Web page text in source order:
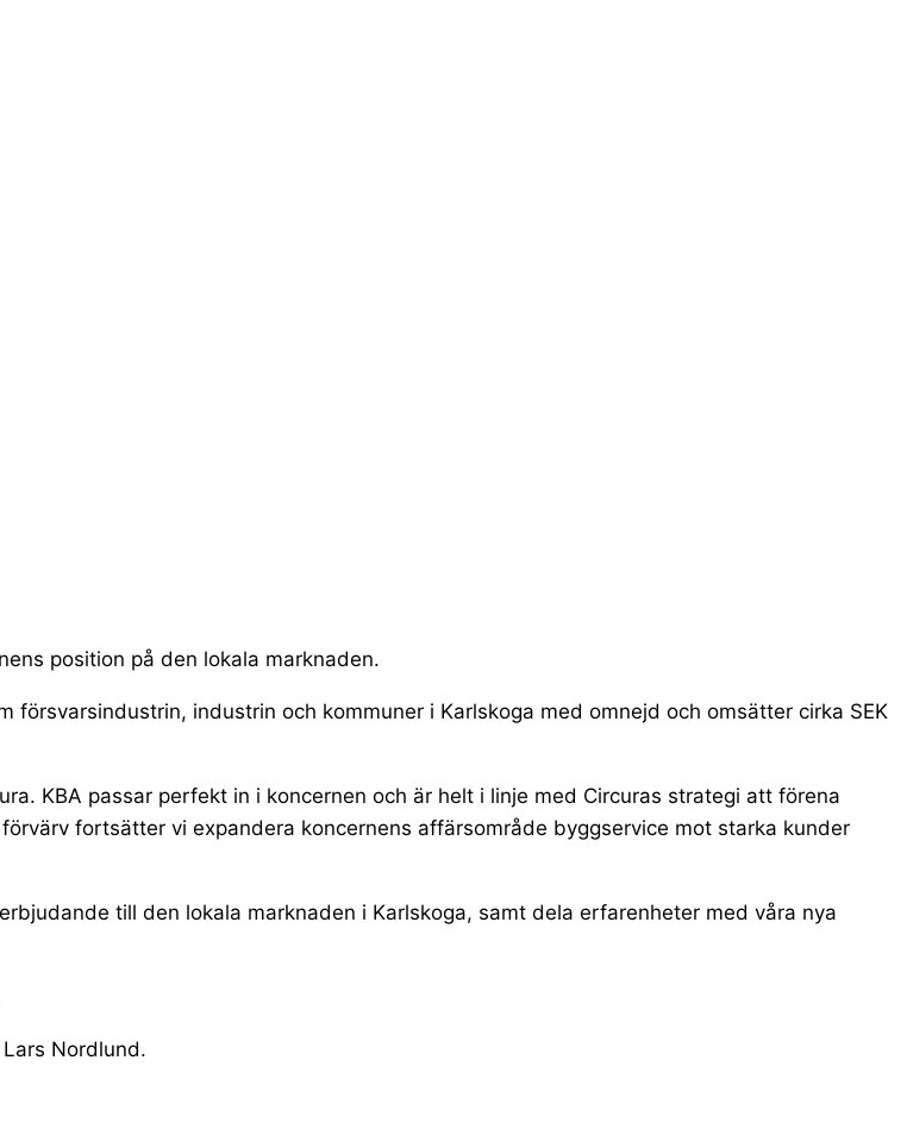
position på den lokala marknaden.
försvarsindustrin, industrin och kommuner i Karlskoga med omnejd och omsätter cirka SEK
KBA passar perfekt in i koncernen och är helt i linje med Circuras strategi att förena
fortsätter vi expandera koncernens affärsområde byggservice mot starka kunder
till den lokala marknaden i Karlskoga, samt dela erfarenheter med våra nya
Nordlund.